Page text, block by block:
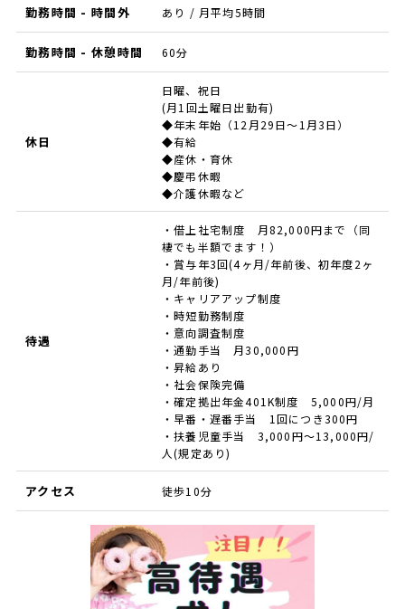
勤務時間 - 時間外 あり / 月平均5時間
勤務時間 - 休憩時間 60分
休日
日曜、祝日
(月1回土曜日出勤有)
◆年末年始（12月29日〜1月3日）
◆有給
◆産休・育休
◆慶弔休暇
◆介護休暇など
待遇
・借上社宅制度 月82,000円まで（同
棲でも半額でます！）
・賞与年3回(4ヶ月/年前後、初年度2ヶ
月/年前後)
・キャリアアップ制度
・時短勤務制度
・意向調査制度
・通勤手当 月30,000円
・昇給あり
・社会保険完備
・確定拠出年金401K制度 5,000円/月
・早番・遅番手当 1回につき300円
・扶養児童手当 3,000円～13,000円/
人(規定あり)
アクセス 徒歩10分